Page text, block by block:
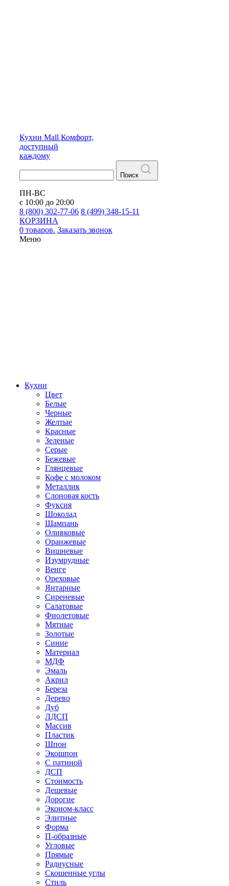
Кухни Mall Комфорт,
доступный
каждому
Поиск
ПН-ВС
с 10:00 до 20:00
8 (800) 302-77-06 8 (499) 348-15-11
КОРЗИНА
0 товаров. Заказать звонок
Меню
Кухни
Цвет
Белые
Черные
Желтые
Красные
Зеленые
Серые
Бежевые
Глянцевые
Кофе с молоком
Металлик
Слоновая кость
Фуксия
Шоколад
Шампань
Оливковые
Оранжевые
Вишневые
Изумрудные
Венге
Ореховые
Янтарные
Сиреневые
Салатовые
Фиолетовые
Мятные
Золотые
Синие
Материал
МДФ
Эмаль
Акрил
Береза
Дерево
Дуб
ЛДСП
Массив
Пластик
Шпон
Экошпон
С патиной
ДСП
Стоимость
Дешевые
Дорогие
Эконом-класс
Элитные
Форма
П-образные
Угловые
Прямые
Радиусные
Скошенные углы
Стиль